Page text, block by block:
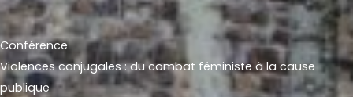
Conférence
Violences conjugales : du combat féministe à la cause
publique